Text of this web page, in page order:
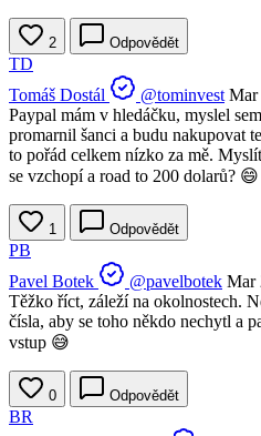
2 Odpovědět
TD
Tomáš Dostál
@tominvest Mar
Paypal mám v hledáčku, myslel
promarnil šanci a budu nakupovat
to pořád celkem nízko za mě.
se vzchopí a road to 200 dolarů? 😄
1 Odpovědět
PB
Pavel Botek
@pavelbotek Mar
Těžko říct, záleží na okolnostech.
čísla, aby se toho někdo nechytl a
vstup 😅
0 Odpovědět
BR